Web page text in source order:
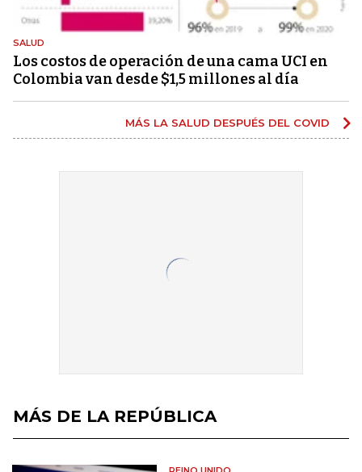
SALUD
Los costos de operación de una cama UCI en
Colombia van desde $1,5 millones al día
MÁS LA SALUD DESPUÉS DEL COVID
MÁS DE LA REPÚBLICA